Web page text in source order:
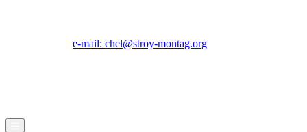
e-mail: chel@stroy-montag.org